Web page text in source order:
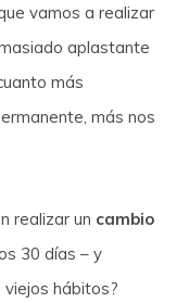
vamos a realizar
aplastante
más
más nos
realizar un cambio
30 días – y
hábitos?